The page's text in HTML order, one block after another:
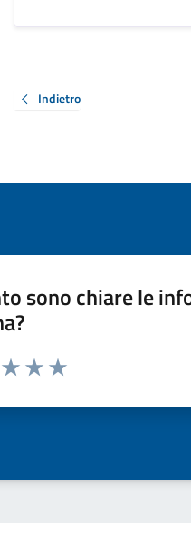
Indietro
sono chiare le
a 5 stelle la pagina